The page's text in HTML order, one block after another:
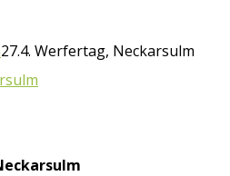
27.4. Werfertag, Neckarsulm